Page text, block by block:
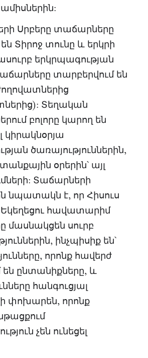
Սրբերը տաճարները
Տիրոջ տունը և երկրի
երկրպագության
տարբերվում են
Տեղական
բոլորը կարող են
կիրակնօրյա
ծառայություններին,
օրերին՝ այլ
Տաճարների
նպատակն է, որ Հիսուս
հավատարիմ
մասնակցեն սուրբ
ինչպիսիք են՝
որոնք հավերժ
են ընտանիքները, և
հանգուցյալ
փոխարեն, որոնք
չեն ունեցել